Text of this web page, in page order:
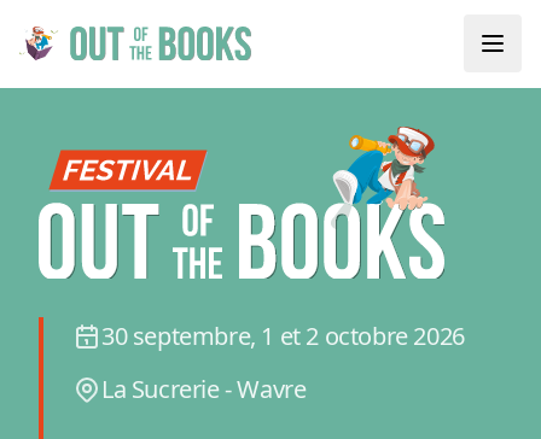
30 septembre, 1 et 2 octobre 2026
La Sucrerie - Wavre